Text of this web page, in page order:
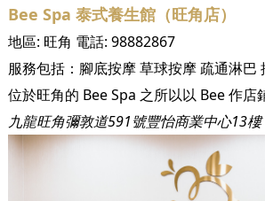
Bee Spa 泰式養生館（旺角店）
地區: 旺角 電話: 98882867
服務包括： 腳底按摩草球按摩疏通淋巴
九龍旺角彌敦道591號豐怡商業中心13樓